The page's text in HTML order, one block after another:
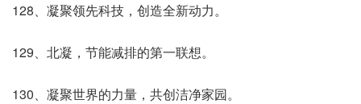
128、凝聚领先科技，创造全新动力。
129、北凝，节能减排的第一联想。
130、凝聚世界的力量，共创洁净家园。